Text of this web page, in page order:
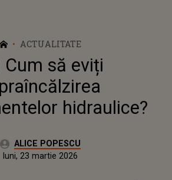
ACTUALITATE
Cum să eviți
hidraulice?
Autor:ALICE POPESCU
Publicat:
luni, 23 martie 2026